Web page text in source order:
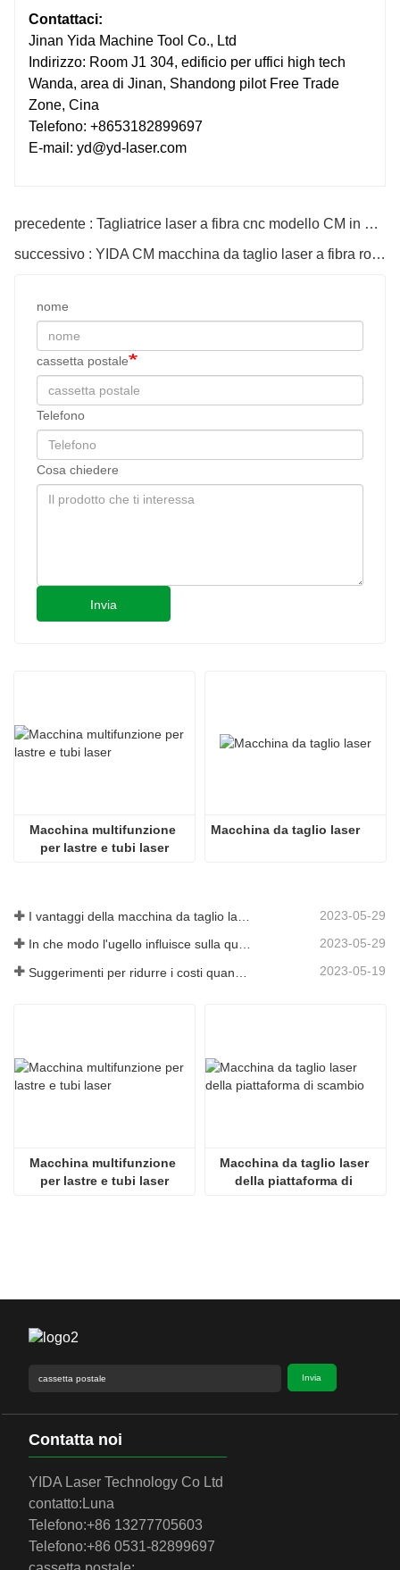
Contattaci:
Jinan Yida Machine Tool Co., Ltd
Indirizzo: Room J1 304, edificio per uffici high tech
Wanda, area di Jinan, Shandong pilot Free Trade
Zone, Cina
Telefono: +8653182899697
E-mail: yd@yd-laser.com
precedente : Tagliatrice laser a fibra cnc modello CM in metallo e tubo 4000w
successivo : YIDA CM macchina da taglio laser a fibra rotonda per tubo di ferro
nome
cassetta postale
Telefono
Cosa chiedere
Invia
Macchina multifunzione
per lastre e tubi laser
Macchina da taglio laser
2023-05-29
In che modo l'ugello influisce sulla qualità del taglio laser? 2023-05-29
2023-05-19
Macchina multifunzione
per lastre e tubi laser
Macchina da taglio laser
della piattaforma di
Invia
Contatta noi
YIDA Laser Technology Co Ltd
contatto: Luna
Telefono:+86 13277705603
Telefono:+86 0531-82899697